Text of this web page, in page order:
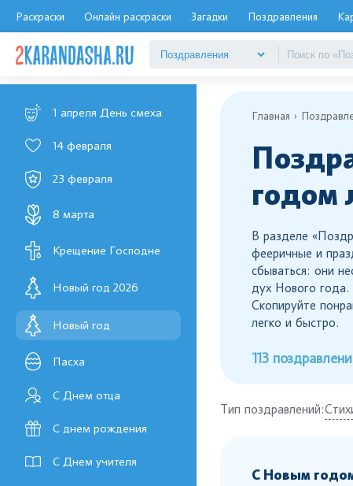
Раскраски Онлайн раскраски Загадки Поздравления
1 апреля День смеха
14 февраля
23 февраля
8 марта
Крещение Господне
Новый год 2026
Новый год
Пасха
С Днем отца
С днем рождения
С Днем учителя
Главная
годом
В разделе
фееричные и
сбываться: они
дух Нового
Скопируйте
легко и быстро.
113
Тип поздравлений:
С Новым